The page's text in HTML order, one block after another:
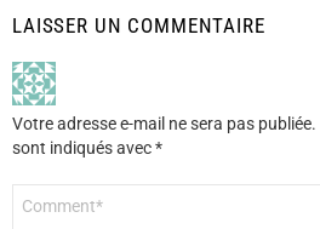
LAISSER UN COMMENTAIRE
Votre adresse e-mail ne sera pas publiée.
sont indiqués avec*